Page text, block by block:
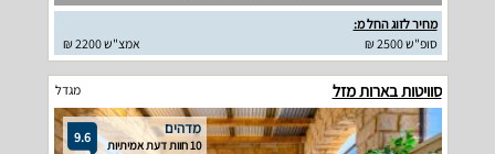
מחיר לזוג החל מ:
סופ"ש 2500 ₪
אמצ"ש 2200 ₪
סוויטות בארות מזל מגדל
9.6 מדהים
10 חוות דעת אמיתיות